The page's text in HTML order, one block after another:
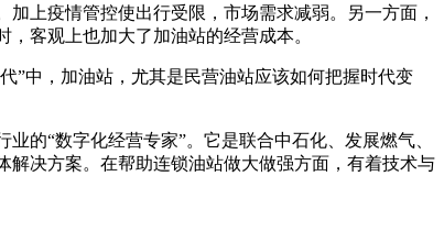
上疫情管控使出行受限，市场需求减弱。另一方面，
客观上也加大了加油站的经营成本。
”中，加油站，尤其是民营油站应该如何把握时代变
的“数字化经营专家”。它是联合中石化、发展燃气、
决方案。在帮助连锁油站做大做强方面，有着技术与